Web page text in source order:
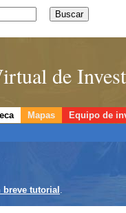
de
Mapas Equipo de
breve tutorial .